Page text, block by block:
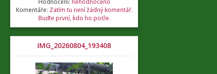
Hodnocení: nehodnoceno
Komentáře: Zatím tu není žádný komentář.
Buďte první, kdo ho pošle.
IMG_20260804_193408